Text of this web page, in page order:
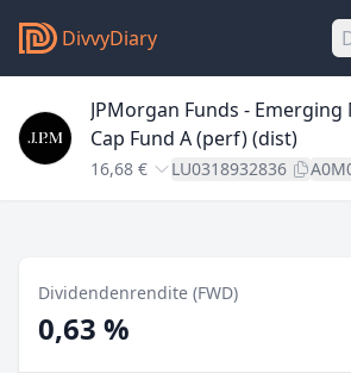
DivvyDiary
JPMorgan Funds -
Cap Fund A (perf) (dist)
16,68 € LU0318932836
Dividendenrendite (FWD)
0,63 %